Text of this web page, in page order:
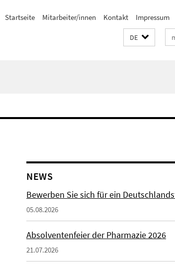
Startseite Mitarbeiter/innen Kontakt Impressum
DE
NEWS
Bewerben Sie sich für ein
05.08.2026
Absolventenfeier der Pharmazie 2026
21.07.2026